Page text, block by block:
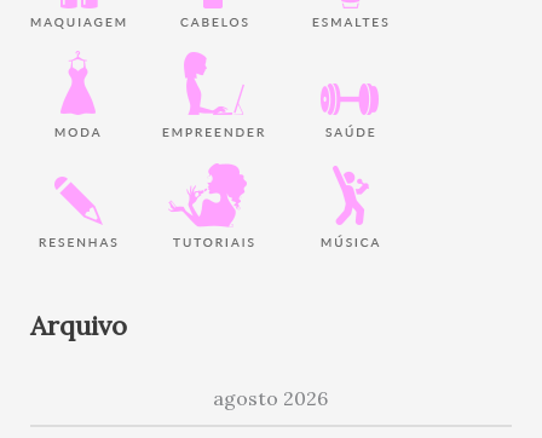
Arquivo
agosto 2026